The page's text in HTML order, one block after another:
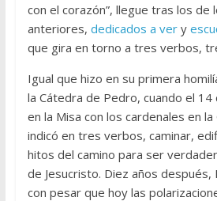
con el corazón”, llegue tras los de
anteriores, dedicados a very
que gira en torno a tres verbos,
Igual que hizo en su primera
la Cátedra de Pedro, cuando el
en la Misa con los cardenales en la
indicó en tres verbos, caminar,
hitos del camino para ser
de Jesucristo. Diez años después,
con pesar que hoy las